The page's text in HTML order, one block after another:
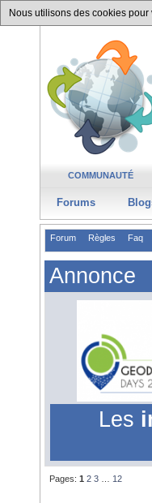
Nous utilisons des cookies
COMMUNAUTÉ
Forums
Forum Règles Faq
Annonce
Les
Pages: 1 2 3 12